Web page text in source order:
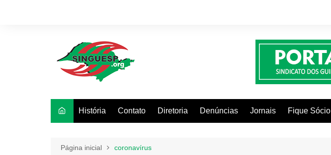
História Contato Diretoria Denúncias Jornais Fique Sócio
Página inicial coronavírus